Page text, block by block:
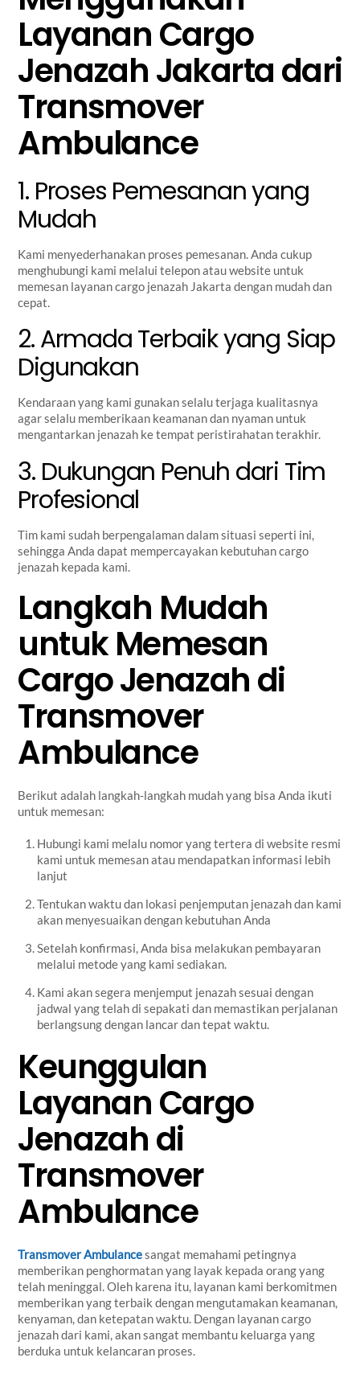
Layanan Cargo
Jenazah Jakarta dari
Transmover
Ambulance
1. Proses Pemesanan yang
Mudah
Kami menyederhanakan proses pemesanan. Anda cukup
menghubungi kami melalui telepon atau website untuk
memesan layanan cargo jenazah Jakarta dengan mudah dan
cepat.
2. Armada Terbaik yang Siap
Digunakan
Kendaraan yang kami gunakan selalu terjaga kualitasnya
agar selalu memberikaan keamanan dan nyaman untuk
mengantarkan jenazah ke tempat peristirahatan terakhir.
3. Dukungan Penuh dari Tim
Profesional
Tim kami sudah berpengalaman dalam situasi seperti ini,
sehingga Anda dapat mempercayakan kebutuhan cargo
jenazah kepada kami.
Langkah Mudah
untuk Memesan
Cargo Jenazah di
Transmover
Ambulance
Berikut adalah langkah-langkah mudah yang bisa Anda ikuti
untuk memesan:
Hubungi kami melalu nomor yang tertera di website resmi
kami untuk memesan atau mendapatkan informasi lebih
lanjut
Tentukan waktu dan lokasi penjemputan jenazah dan kami
akan menyesuaikan dengan kebutuhan Anda
Setelah konfirmasi, Anda bisa melakukan pembayaran
melalui metode yang kami sediakan.
Kami akan segera menjemput jenazah sesuai dengan
jadwal yang telah di sepakati dan memastikan perjalanan
berlangsung dengan lancar dan tepat waktu.
Keunggulan
Layanan Cargo
Jenazah di
Transmover
Ambulance
Transmover Ambulancesangat memahami petingnya
memberikan penghormatan yang layak kepada orang yang
telah meninggal. Oleh karena itu, layanan kami berkomitmen
memberikan yang terbaik dengan mengutamakan keamanan,
kenyaman, dan ketepatan waktu. Dengan layanan cargo
jenazah dari kami, akan sangat membantu keluarga yang
berduka untuk kelancaran proses.